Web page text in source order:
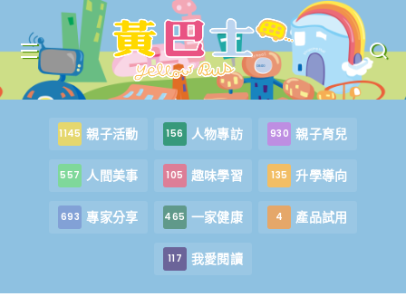
1145 親子活動 156 人物專訪 930 親子育兒
557 人間美事 105 趣味學習 135 升學導向
693 專家分享 465 一家健康 4 產品試用
117 我愛閱讀